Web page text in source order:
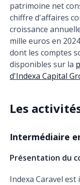
patrimoine net
chiffre d'affaires
croissance
mille euros en
dont les comptes
disponibles sur la
d'Indexa Capital
Les
Intermédiaire
Présentation du
Indexa Caravel